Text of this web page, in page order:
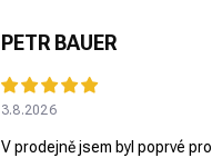
PETR BAUER
3.8.2026
V prodejně jsem byl poprvé pro